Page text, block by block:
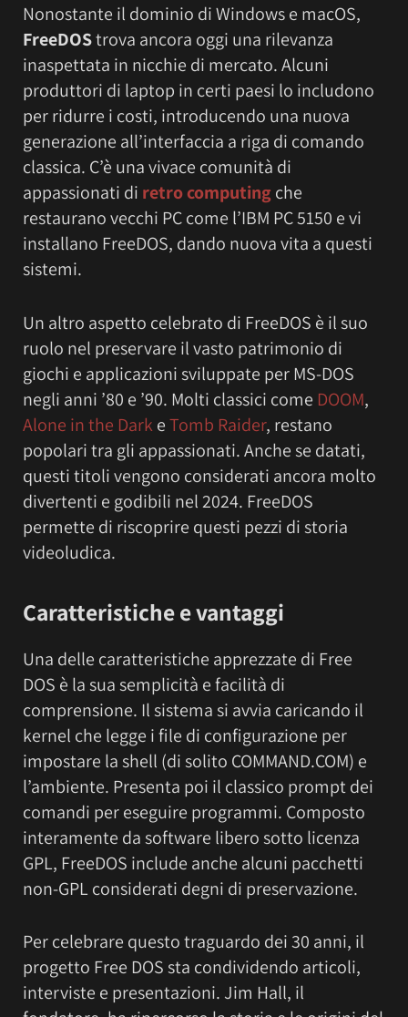
Nonostante il dominio di Windows e macOS,
FreeDOStrova ancora oggi una rilevanza
inaspettata in nicchie di mercato. Alcuni
produttori di laptop in certi paesi lo includono
per ridurre i costi, introducendo una nuova
generazione all’interfaccia a riga di comando
classica. C’è una vivace comunità di
appassionati di retro computing che
restaurano vecchi PC come l’IBM PC 5150 e vi
installano FreeDOS, dando nuova vita a questi
sistemi.
Un altro aspetto celebrato di FreeDOS è il suo
ruolo nel preservare il vasto patrimonio di
giochi e applicazioni sviluppate per MS-DOS
negli anni ’80 e ’90. Molti classici come DOOM,
Alone in the DarkeTomb Raider, restano
popolari tra gli appassionati. Anche se datati,
questi titoli vengono considerati ancora molto
divertenti e godibili nel 2024. FreeDOS
permette di riscoprire questi pezzi di storia
videoludica.
Caratteristiche e vantaggi
Una delle caratteristiche apprezzate di Free
DOS è la sua semplicità e facilità di
comprensione. Il sistema si avvia caricando il
kernel che legge i file di configurazione per
impostare la shell (di solito COMMAND.COM) e
l’ambiente. Presenta poi il classico prompt dei
comandi per eseguire programmi. Composto
interamente da software libero sotto licenza
GPL, FreeDOS include anche alcuni pacchetti
non-GPL considerati degni di preservazione.
Per celebrare questo traguardo dei 30 anni, il
progetto Free DOS sta condividendo articoli,
interviste e presentazioni. Jim Hall, il